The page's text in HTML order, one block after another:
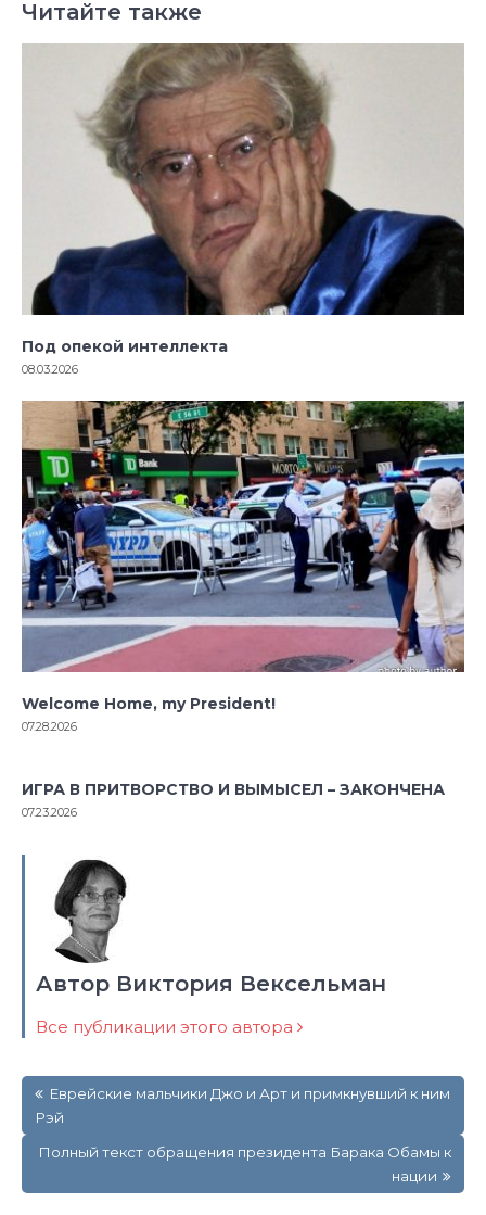
Читайте также
Под опекой интеллекта
08.03.2026
Welcome Home, my President!
07.28.2026
ИГРА В ПРИТВОРСТВО И ВЫМЫСЕЛ – ЗАКОНЧЕНА
07.23.2026
Автор Виктория Вексельман
Все публикации этого автора
по
записям
Еврейские мальчики Джо и Арт и примкнувший к ним
Рэй
Полный текст обращения президента Барака Обамы к
нации